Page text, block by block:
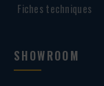
Fiches techniques
SHOWROOM